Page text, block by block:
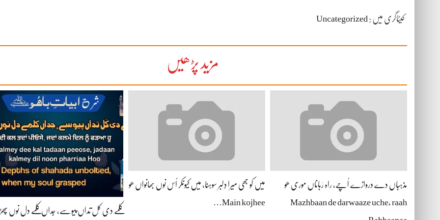
کیٹاگری میں : Uncategorized
مزید پڑھیں
مذہباں دے دروازے اُچے، راہ رَباناں موری ھو
Mazhbaan de darwaaze uche, raah
میں کو جھی میرا دِلبر سوہنا، میں کیونکر اُس نوں بھانواں ھو
Main kojhee…
کلمے دی کَل تداں پیوسے، جداں کلمے دل نوں